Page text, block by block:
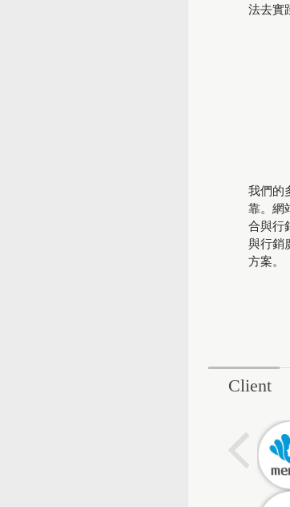
法去實
我們的
靠。網
合與行
與行銷
方案。
Client